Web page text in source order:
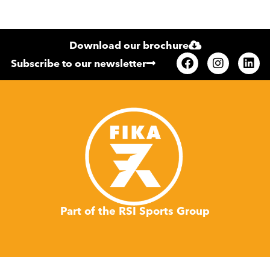
Download our brochure
Subscribe to our newsletter
Part of the RSI Sports Group